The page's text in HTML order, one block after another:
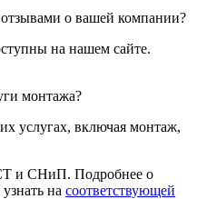
о вашей компании?
на нашем сайте.
монтажа?
услугах, включая монтаж,
и СНиП. Подробнее о
на соответствующей